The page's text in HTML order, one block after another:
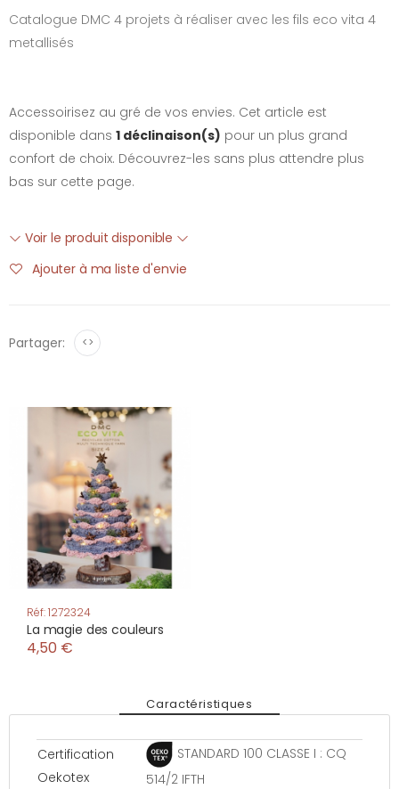
Catalogue DMC 4 projets à réaliser avec les fils eco vita 4
metallisés
Accessoirisez au gré de vos envies. Cet article est
disponible dans 1 déclinaison(s) pour un plus grand
confort de choix. Découvrez-les sans plus attendre plus
bas sur cette page.
Voir le produit disponible
Ajouter à ma liste d'envie
Partager: <>
Réf: 1272324
La magie des couleurs
4,50 €
Caractéristiques
Certification
Oekotex
STANDARD 100 CLASSE I : CQ
514/2 IFTH